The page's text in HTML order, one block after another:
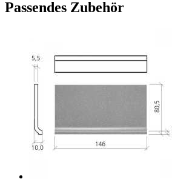
Passendes Zubehör